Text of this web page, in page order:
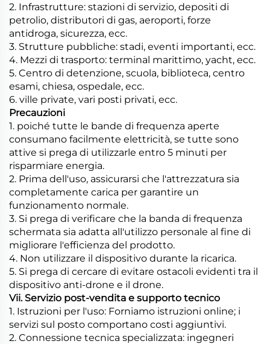
2. Infrastrutture: stazioni di servizio, depositi di
petrolio, distributori di gas, aeroporti, forze
antidroga, sicurezza, ecc.
3. Strutture pubbliche: stadi, eventi importanti, ecc.
4. Mezzi di trasporto: terminal marittimo, yacht, ecc.
5. Centro di detenzione, scuola, biblioteca, centro
esami, chiesa, ospedale, ecc.
6. ville private, vari posti privati, ecc.
Precauzioni
1. poiché tutte le bande di frequenza aperte
consumano facilmente elettricità, se tutte sono
attive si prega di utilizzarle entro 5 minuti per
risparmiare energia.
2. Prima dell'uso, assicurarsi che l'attrezzatura sia
completamente carica per garantire un
funzionamento normale.
3. Si prega di verificare che la banda di frequenza
schermata sia adatta all'utilizzo personale al fine di
migliorare l'efficienza del prodotto.
4. Non utilizzare il dispositivo durante la ricarica.
5. Si prega di cercare di evitare ostacoli evidenti tra il
dispositivo anti-drone e il drone.
Vii. Servizio post-vendita e supporto tecnico
1. Istruzioni per l'uso: Forniamo istruzioni online; i
servizi sul posto comportano costi aggiuntivi.
2. Connessione tecnica specializzata: ingegneri